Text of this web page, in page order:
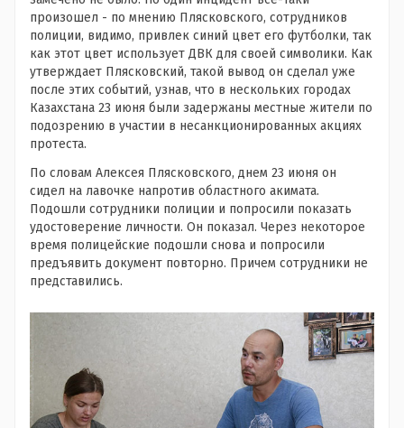
произошел - по мнению Плясковского, сотрудников
полиции, видимо, привлек синий цвет его футболки, так
как этот цвет использует ДВК для своей символики. Как
утверждает Плясковский, такой вывод он сделал уже
после этих событий, узнав, что в нескольких городах
Казахстана 23 июня были задержаны местные жители по
подозрению в участии в несанкционированных акциях
протеста.
По словам Алексея Плясковского, днем 23 июня он
сидел на лавочке напротив областного акимата.
Подошли сотрудники полиции и попросили показать
удостоверение личности. Он показал. Через некоторое
время полицейские подошли снова и попросили
предъявить документ повторно. Причем сотрудники не
представились.